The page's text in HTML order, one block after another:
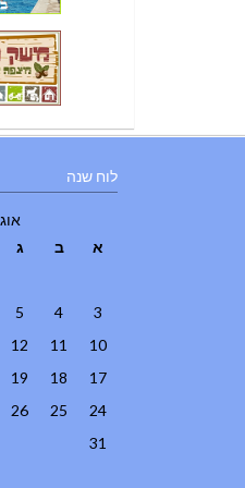
לוח שנה
א
ב ג
3
4
5
10
11
12
17
18
19
24
25
26
31